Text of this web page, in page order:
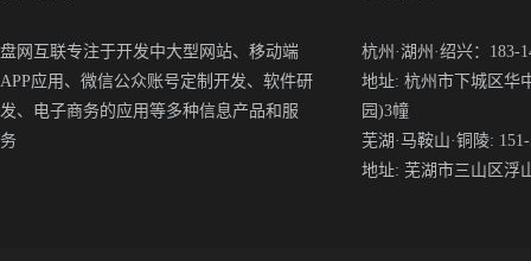
盘网互联专注于开发中大型网站、移动端
APP应用、微信公众账号定制开发、软件研
发、电子商务的应用等多种信息产品和服
务
杭州·湖州·绍兴：183-
地址: 杭州市下城区华
园)3幢
芜湖·马鞍山·铜陵:
地址: 芜湖市三山区浮